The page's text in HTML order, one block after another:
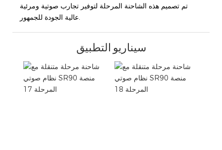
تم تصميم هذه الشاحنة المرحلة لتوفير تجارب صوتية ومرئية
عالية الجودة للجمهور.
سيناريو التطبيق